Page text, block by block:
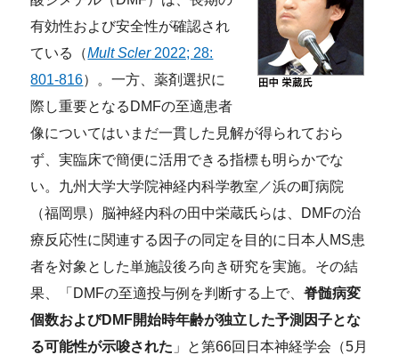
有効性および安全性が確認され
ている（Mult Scler2022; 28:
801-816）。一方、薬剤選択に
際し重要となるDMFの至適患者
像についてはいまだ一貫した見解が得られておら
ず、実臨床で簡便に活用できる指標も明らかでな
い。九州大学大学院神経内科学教室／浜の町病院
（福岡県）脳神経内科の田中栄蔵氏らは、DMFの治
療反応性に関連する因子の同定を目的に日本人MS患
者を対象とした単施設後ろ向き研究を実施。その結
果、「DMFの至適投与例 を判断する上で、脊髄病変
個数およびDMF開始時年齢が独立した予測因子とな
る可能性が示唆された 」と第66回日本神経学会（5月